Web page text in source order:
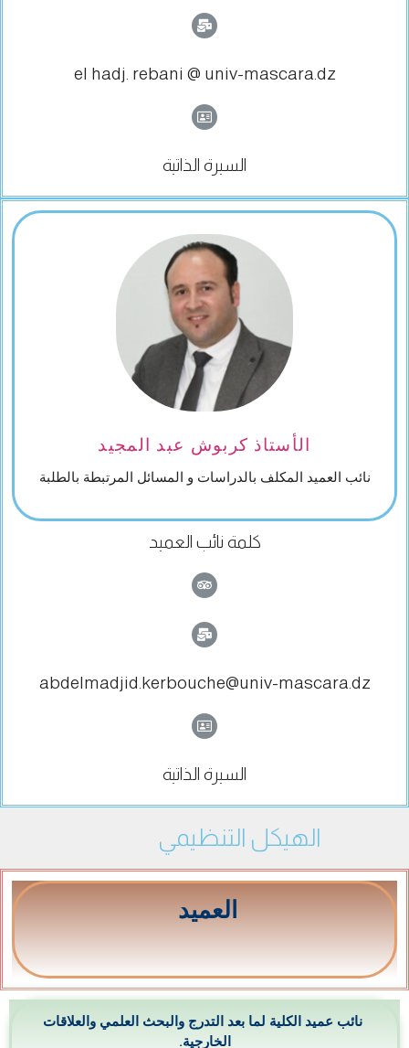
el hadj. rebani @ univ-mascara.dz
السيرة الذاتية
الأستاذ كربوش عبد المجيد
نائب العميد المكلف بالدراسات و المسائل المرتبطة بالطلبة
كلمة نائب العميد
abdelmadjid.kerbouche@univ-mascara.dz
السيرة الذاتية
الهيكل التنظيمي
العميد
نائب عميد الكلية لما بعد التدرج والبحث العلمي والعلاقات
الخارجية.